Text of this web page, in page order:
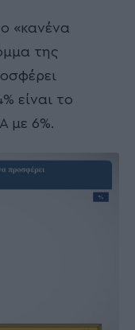
«κανένα
της
είναι το
με 6%.